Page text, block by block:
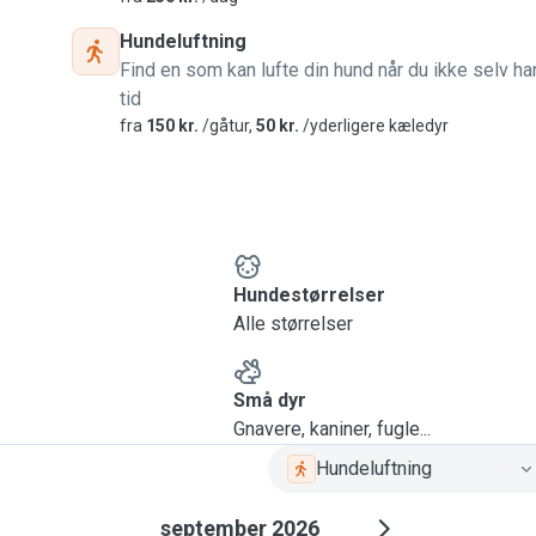
med 2 venner i en stor
med et stort grønt
an, således i er
Hundeluftning
Find en som kan lufte din hund når du ikke selv
tid
fra 150 kr. /gåtur, 50 kr. /yderligere kæledyr
Hundestørrelser
Alle størrelser
Små dyr
Gnavere, kaniner, fugle...
Hundeluftning
september 2026